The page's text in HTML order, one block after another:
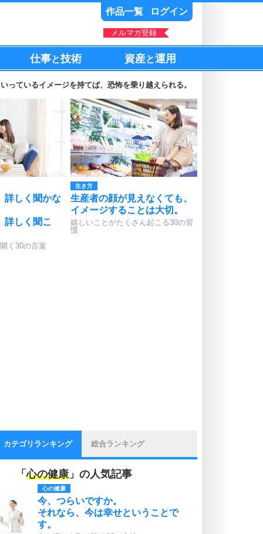
作品一覧 ログイン
メルマガ登録
仕事と技術 資産と運用
っているイメージを持てば、恐怖を乗り越えられる。
詳しく聞かな
詳しく聞こ
く30の言葉
生き方
生産者の顔が見えなくても、
イメージすることは大切。
嬉しいことがたくさん起こる30の習
慣
カテゴリランキング 総合ランキング
「心の健康」の人気記事
心の健康
今、つらいですか。
それなら、今は幸せということで
す。